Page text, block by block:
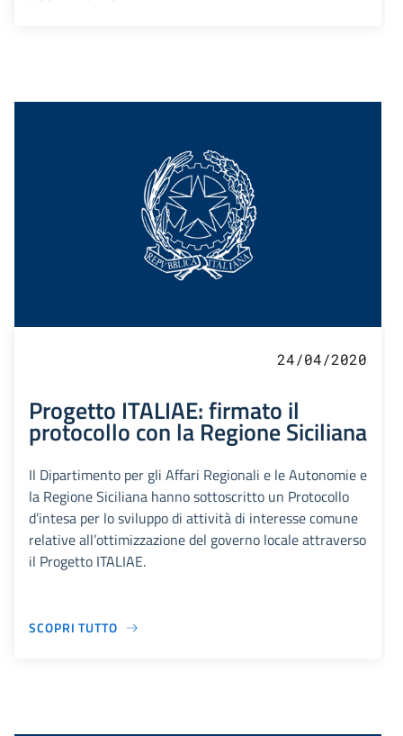
24/04/2020
Progetto ITALIAE: firmato il
protocollo con la Regione Siciliana
Il Dipartimento per gli Affari Regionali e le Autonomie e
la Regione Siciliana hanno sottoscritto un Protocollo
d’intesa per lo sviluppo di attività di interesse comune
relative all’ottimizzazione del governo locale attraverso
il Progetto ITALIAE.
SCOPRI TUTTO